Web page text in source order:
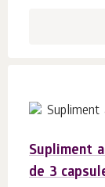
Supliment
de 3